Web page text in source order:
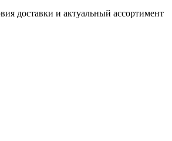
доставки и актуальный ассортимент